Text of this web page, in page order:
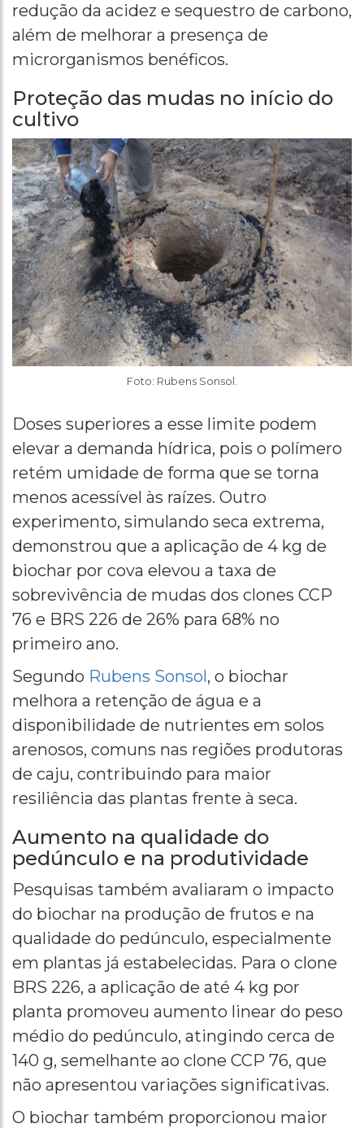
redução da acidez e sequestro de carbono,
além de melhorar a presença de
microrganismos benéficos.
Proteção das mudas no início do
cultivo
Foto: Rubens Sonsol.
Doses superiores a esse limite podem
elevar a demanda hídrica, pois o polímero
retém umidade de forma que se torna
menos acessível às raízes. Outro
experimento, simulando seca extrema,
demonstrou que a aplicação de 4 kg de
biochar por cova elevou a taxa de
sobrevivência de mudas dos clones CCP
76 e BRS 226 de 26% para 68% no
primeiro ano.
Segundo Rubens Sonsol, o biochar
melhora a retenção de água e a
disponibilidade de nutrientes em solos
arenosos, comuns nas regiões produtoras
de caju, contribuindo para maior
resiliência das plantas frente à seca.
Aumento na qualidade do
pedúnculo e na produtividade
Pesquisas também avaliaram o impacto
do biochar na produção de frutos e na
qualidade do pedúnculo, especialmente
em plantas já estabelecidas. Para o clone
BRS 226, a aplicação de até 4 kg por
planta promoveu aumento linear do peso
médio do pedúnculo, atingindo cerca de
140 g, semelhante ao clone CCP 76, que
não apresentou variações significativas.
O biochar também proporcionou maior